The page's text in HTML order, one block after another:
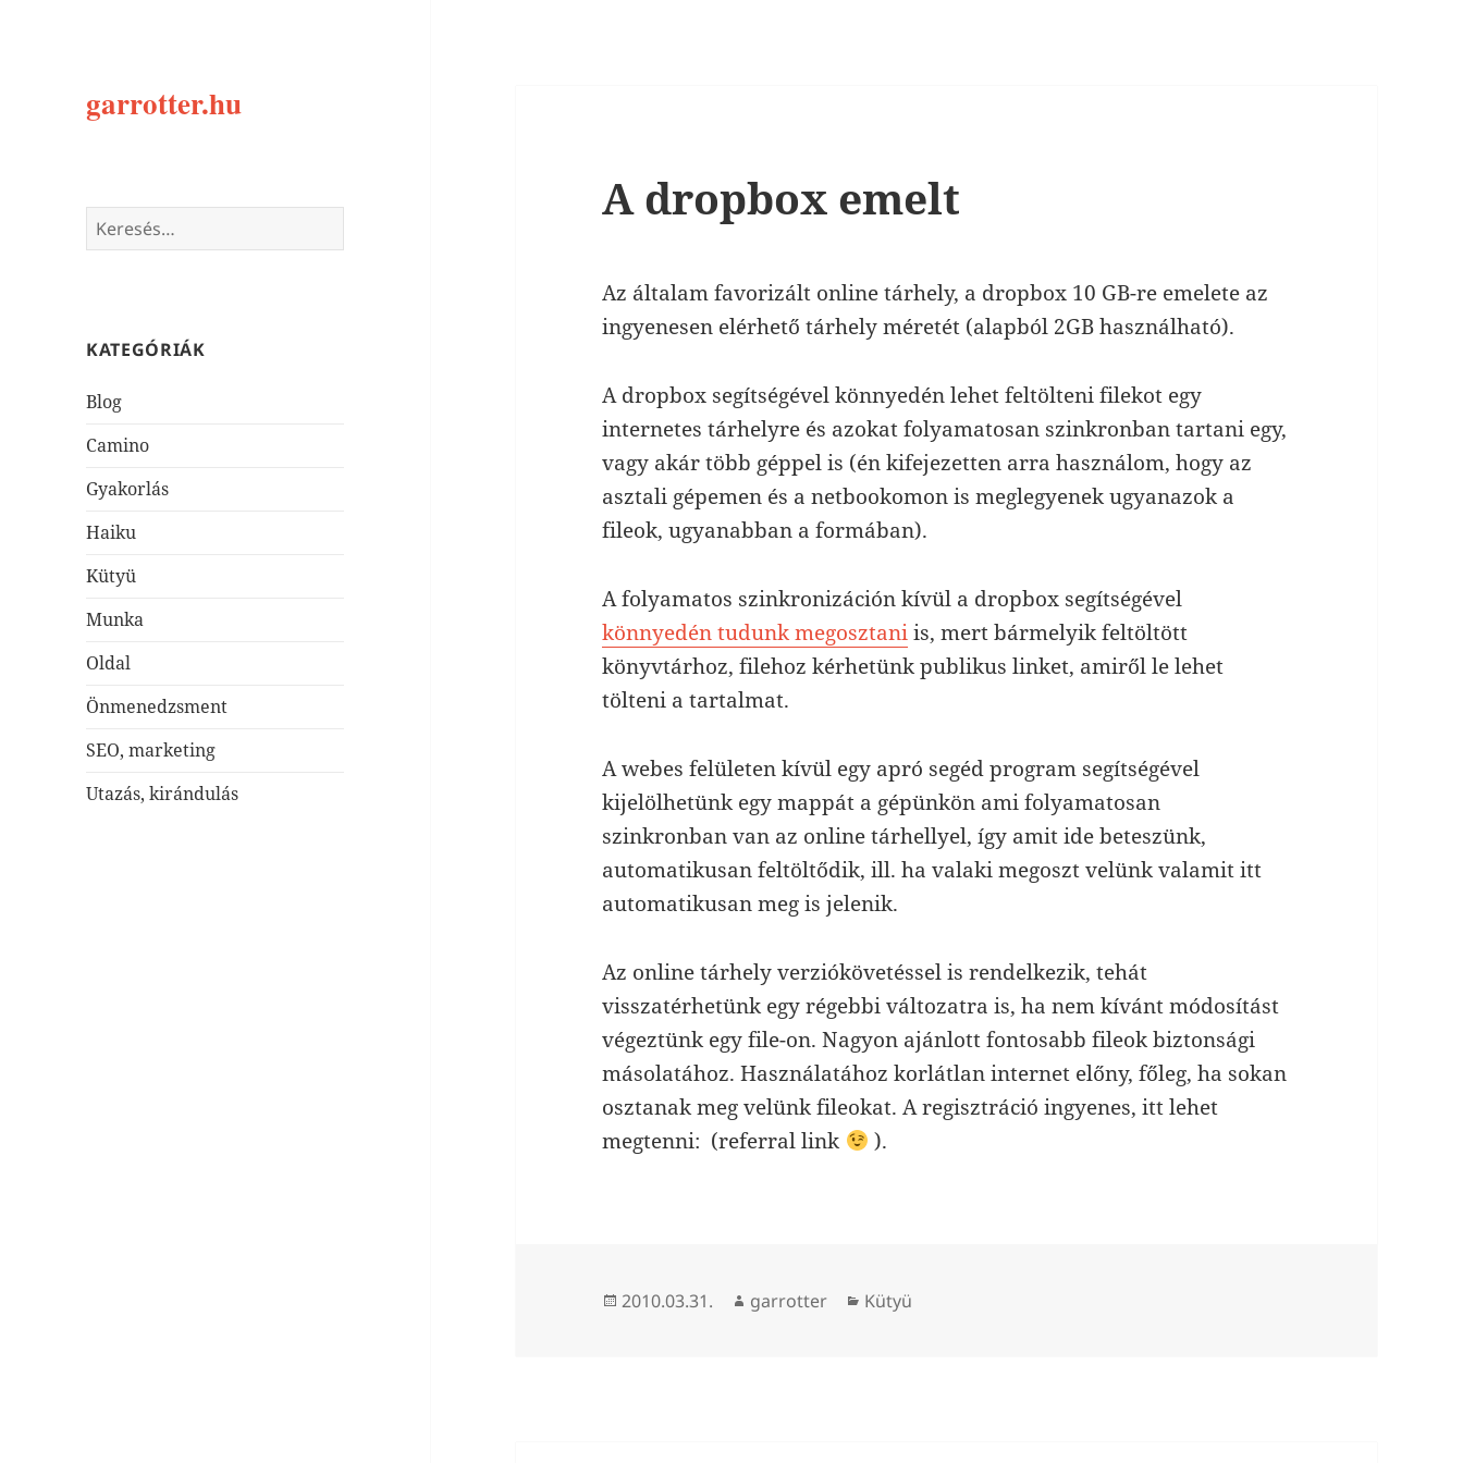
garrotter.hu
Keresés:
KATEGÓRIÁK
Blog
Camino
Gyakorlás
Haiku
Kütyü
Munka
Oldal
Önmenedzsment
SEO, marketing
Utazás, kirándulás
A dropbox emelt
Az általam favorizált online tárhely, a dropbox 10 GB-re emelete az
ingyenesen elérhető tárhely méretét (alapból 2GB használható).
A dropbox segítségével könnyedén lehet feltölteni filekot egy
internetes tárhelyre és azokat folyamatosan szinkronban tartani egy,
vagy akár több géppel is (én kifejezetten arra használom, hogy az
asztali gépemen és a netbookomon is meglegyenek ugyanazok a
fileok, ugyanabban a formában).
A folyamatos szinkronizáción kívül a dropbox segítségével
könnyedén tudunk megosztaniis, mert bármelyik feltöltött
könyvtárhoz, filehoz kérhetünk publikus linket, amiről le lehet
tölteni a tartalmat.
A webes felületen kívül egy apró segéd program segítségével
kijelölhetünk egy mappát a gépünkön ami folyamatosan
szinkronban van az online tárhellyel, így amit ide beteszünk,
automatikusan feltöltődik, ill. ha valaki megoszt velünk valamit itt
automatikusan meg is jelenik.
Az online tárhely verziókövetéssel is rendelkezik, tehát
visszatérhetünk egy régebbi változatra is, ha nem kívánt módosítást
végeztünk egy file-on. Nagyon ajánlott fontosabb fileok biztonsági
másolatához. Használatához korlátlan internet előny, főleg, ha sokan
osztanak meg velünk fileokat. A regisztráció ingyenes, itt lehet
megtenni: (referral link
).
Közzétéve
2010.03.31. Szerző
garrotter Kategória
Kütyü